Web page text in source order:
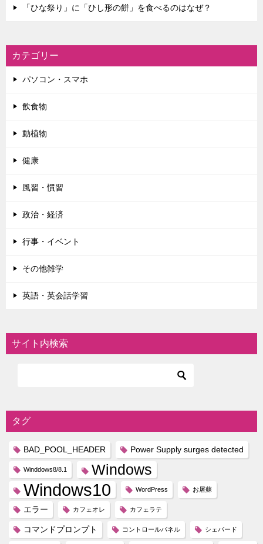
「ひな祭り」に「ひし形の餅」を食べるのはなぜ？
カテゴリー
パソコン・スマホ
飲食物
動植物
健康
風習・慣習
政治・経済
行事・イベント
その他雑学
英語・英会話学習
サイト内検索
タグ
BAD_POOL_HEADER Power Supply surges detected
Winddows8/8.1 Windows
Windows10 WordPress お屠蘇
エラー カフェオレ カフェラテ
コマンドプロンプト コントロールパネル シェパード